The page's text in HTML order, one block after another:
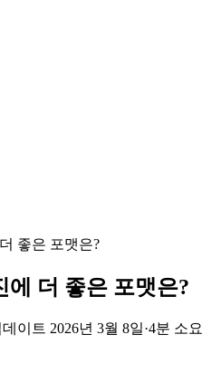
좋은 포맷은?
에 더 좋은 포맷은?
데이트 2026년 3월 8일·4분 소요